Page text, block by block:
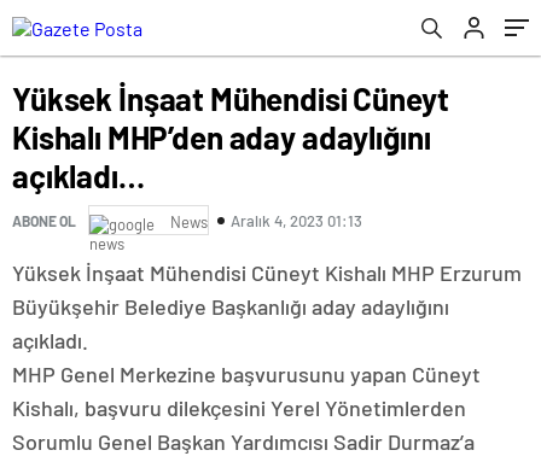
Yüksek İnşaat Mühendisi Cüneyt
Kishalı MHP’den aday adaylığını
açıkladı…
ABONE OL News Aralık 4, 2023 01:13
Yüksek İnşaat Mühendisi Cüneyt Kishalı MHP Erzurum
Büyükşehir Belediye Başkanlığı aday adaylığını
açıkladı.
MHP Genel Merkezine başvurusunu yapan Cüneyt
Kishalı, başvuru dilekçesini Yerel Yönetimlerden
Sorumlu Genel Başkan Yardımcısı Sadir Durmaz’a